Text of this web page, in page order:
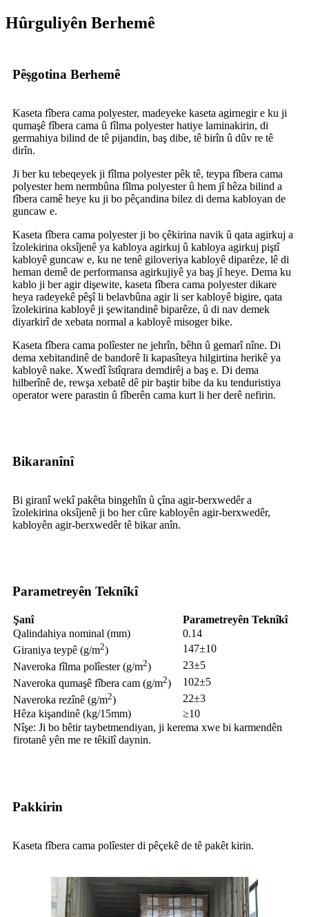
Hûrguliyên Berhemê
Pêşgotina Berhemê
Kaseta fîbera cama polyester, madeyeke kaseta agirnegir e ku ji
qumaşê fîbera cama û fîlma polyester hatiye laminakirin, di
germahiya bilind de tê pijandin, baş dibe, tê birîn û dûv re tê
dirîn.
Ji ber ku tebeqeyek ji fîlma polyester pêk tê, teypa fîbera cama
polyester hem nermbûna fîlma polyester û hem jî hêza bilind a
fîbera camê heye ku ji bo pêçandina bilez di dema kabloyan de
guncaw e.
Kaseta fîbera cama polyester ji bo çêkirina navik û qata agirkuj a
îzolekirina oksîjenê ya kabloya agirkuj û kabloya agirkuj piştî
kabloyê guncaw e, ku ne tenê giloveriya kabloyê diparêze, lê di
heman demê de performansa agirkujiyê ya baş jî heye. Dema ku
kablo ji ber agir dişewite, kaseta fîbera cama polyester dikare
heya radeyekê pêşî li belavbûna agir li ser kabloyê bigire, qata
îzolekirina kabloyê ji şewitandinê biparêze, û di nav demek
diyarkirî de xebata normal a kabloyê misoger bike.
Kaseta fîbera cama polîester ne jehrîn, bêhn û gemarî nîne. Di
dema xebitandinê de bandorê li kapasîteya hilgirtina herikê ya
kabloyê nake. Xwedî îstîqrara demdirêj a baş e. Di dema
hilberînê de, rewşa xebatê dê pir baştir bibe da ku tenduristiya
operator were parastin û fîberên cama kurt li her derê nefirin.
Bikaranînî
Bi giranî wekî pakêta bingehîn û çîna agir-berxwedêr a
îzolekirina oksîjenê ji bo her cûre kabloyên agir-berxwedêr,
kabloyên agir-berxwedêr tê bikar anîn.
Parametreyên Teknîkî
Şanî
Parametreyên Teknîkî
Qalindahiya nominal (mm)
0.14
Giraniya teypê (g/m2)
147±10
Naveroka fîlma polîester (g/m2)
23±5
Naveroka qumaşê fîbera cam (g/m2)
102±5
Naveroka rezînê (g/m2)
22±3
Hêza kişandinê (kg/15mm)
≥10
Nîşe: Ji bo bêtir taybetmendiyan, ji kerema xwe bi karmendên
firotanê yên me re têkilî daynin.
Pakkirin
Kaseta fîbera cama polîester di pêçekê de tê pakêt kirin.